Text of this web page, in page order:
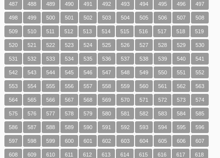
487 488 489 490 491 492 493 494 495 496 497
498 499 500 501 502 503 504 505 506 507 508
509 510 511 512 513 514 515 516 517 518 519
520 521 522 523 524 525 526 527 528 529 530
531 532 533 534 535 536 537 538 539 540 541
542 543 544 545 546 547 548 549 550 551 552
553 554 555 556 557 558 559 560 561 562 563
564 565 566 567 568 569 570 571 572 573 574
575 576 577 578 579 580 581 582 583 584 585
586 587 588 589 590 591 592 593 594 595 596
597 598 599 600 601 602 603 604 605 606 607
608 609 610 611 612 613 614 615 616 617 618